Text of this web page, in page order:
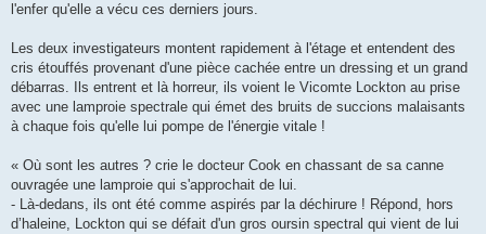
l'enfer qu'elle a vécu ces derniers jours.
Les deux investigateurs montent rapidement à l'étage et entendent des
cris étouffés provenant d'une pièce cachée entre un dressing et un grand
débarras. Ils entrent et là horreur, ils voient le Vicomte Lockton au prise
avec une lamproie spectrale qui émet des bruits de succions malaisants
à chaque fois qu'elle lui pompe de l'énergie vitale !
« Où sont les autres ? crie le docteur Cook en chassant de sa canne
ouvragée une lamproie qui s'approchait de lui.
- Là-dedans, ils ont été comme aspirés par la déchirure ! Répond, hors
d’haleine, Lockton qui se défait d'un gros oursin spectral qui vient de lui